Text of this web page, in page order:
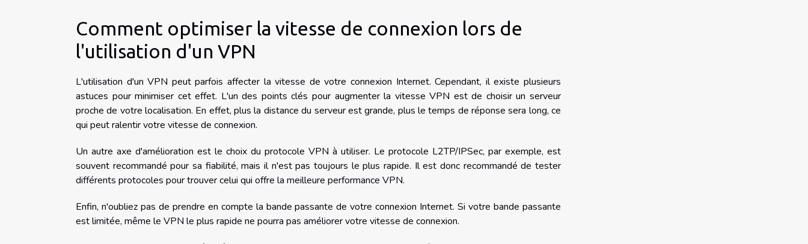
Comment optimiser la vitesse de connexion lors de
l'utilisation d'un VPN
L'utilisation d'un VPN peut parfois affecter la vitesse de votre connexion Internet. Cependant, il existe plusieurs
astuces pour minimiser cet effet. L'un des points clés pour augmenter la vitesse VPN est de choisir un serveur
proche de votre localisation. En effet, plus la distance du serveur est grande, plus le temps de réponse sera long, ce
qui peut ralentir votre vitesse de connexion.
Un autre axe d'amélioration est le choix du protocole VPN à utiliser. Le protocole L2TP/IPSec, par exemple, est
souvent recommandé pour sa fiabilité, mais il n'est pas toujours le plus rapide. Il est donc recommandé de tester
différents protocoles pour trouver celui qui offre la meilleure performance VPN.
Enfin, n'oubliez pas de prendre en compte la bande passante de votre connexion Internet. Si votre bande passante
est limitée, même le VPN le plus rapide ne pourra pas améliorer votre vitesse de connexion.